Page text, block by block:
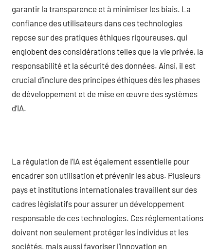
garantir la transparence et à minimiser les biais. La
confiance des utilisateurs dans ces technologies
repose sur des pratiques éthiques rigoureuses, qui
englobent des considérations telles que la vie privée, la
responsabilité et la sécurité des données. Ainsi, il est
crucial d’inclure des principes éthiques dès les phases
de développement et de mise en œuvre des systèmes
d’IA.
La régulation de l’IA est également essentielle pour
encadrer son utilisation et prévenir les abus. Plusieurs
pays et institutions internationales travaillent sur des
cadres législatifs pour assurer un développement
responsable de ces technologies. Ces réglementations
doivent non seulement protéger les individus et les
sociétés, mais aussi favoriser l’innovation en